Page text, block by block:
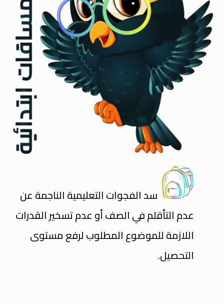
سد الفجوات التعليمية الناجمة عن
عدم التأقلم في الصف أو عدم تسخير القدرات
اللازمة للموضوع المطلوب لرفع مستوى
التحصيل.